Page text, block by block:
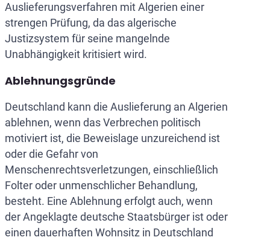
Auslieferungsverfahren mit Algerien einer
strengen Prüfung, da das algerische
Justizsystem für seine mangelnde
Unabhängigkeit kritisiert wird.
Ablehnungsgründe
Deutschland kann die Auslieferung an Algerien
ablehnen, wenn das Verbrechen politisch
motiviert ist, die Beweislage unzureichend ist
oder die Gefahr von
Menschenrechtsverletzungen, einschließlich
Folter oder unmenschlicher Behandlung,
besteht. Eine Ablehnung erfolgt auch, wenn
der Angeklagte deutsche Staatsbürger ist oder
einen dauerhaften Wohnsitz in Deutschland